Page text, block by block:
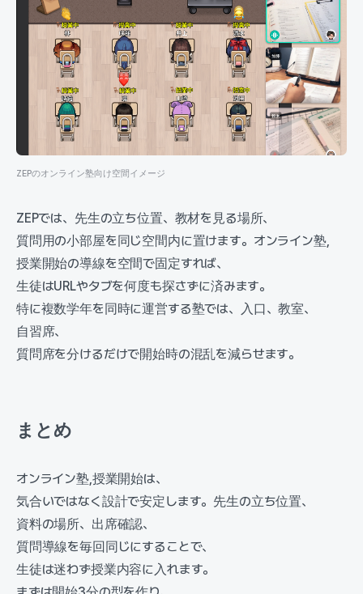
ZEPのオンライン塾向け空間イメージ
ZEPでは、先生の立ち位置、教材を見る場所、
質問用の小部屋を同じ空間内に置けます。オンライン塾,
授業開始の導線を空間で固定すれば、
生徒はURLやタブを何度も探さずに済みます。
特に複数学年を同時に運営する塾では、入口、教室、
自習席、
質問席を分けるだけで開始時の混乱を減らせます。
まとめ
オンライン塾,授業開始は、
気合いではなく設計で安定します。先生の立ち位置、
資料の場所、出席確認、
質問導線を毎回同じにすることで、
生徒は迷わず授業内容に入れます。